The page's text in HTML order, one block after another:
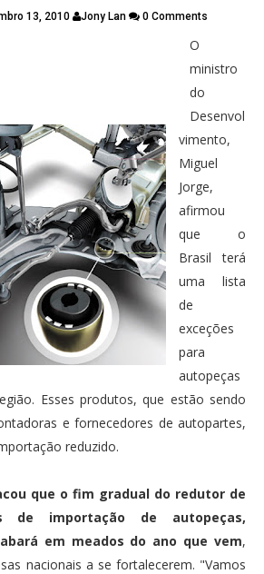
13, 2010 Jony Lan 0 Comments
O
ministro
do
Desenvol
vimento,
Miguel
Jorge,
afirmou
que o
Brasil terá
uma lista
de
exceções
para
autopeças
Esses produtos, que estão sendo
e fornecedores de autopartes,
reduzido.
que o fim gradual do redutor de
de importação de autopeças,
em meados do ano que vem,
nacionais a se fortalecerem. "Vamos